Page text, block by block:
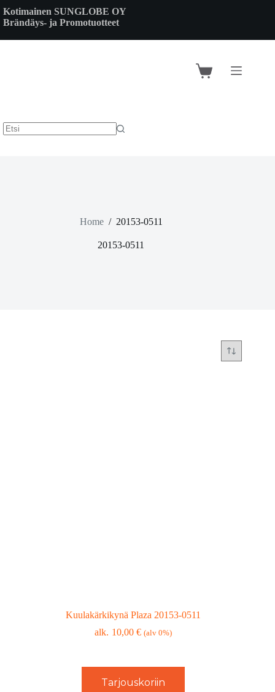
to
content
Kotimainen SUNGLOBE OY
Brändäys- ja Promotuotteet
Shopping
Home / 20153-0511
20153-0511
Kuulakärkikynä Plaza 20153-0511
10,00€ (alv 0%)
Tarjouskoriin